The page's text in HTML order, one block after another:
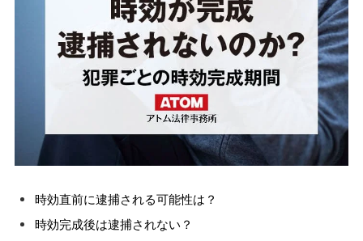
でお困りの方
刑事事件の無料相談
接見・面会を弁護士に依頼
刑事事件を示談で解決したい
時効直前に逮捕される可能性は？
時効完成後は逮捕されない？